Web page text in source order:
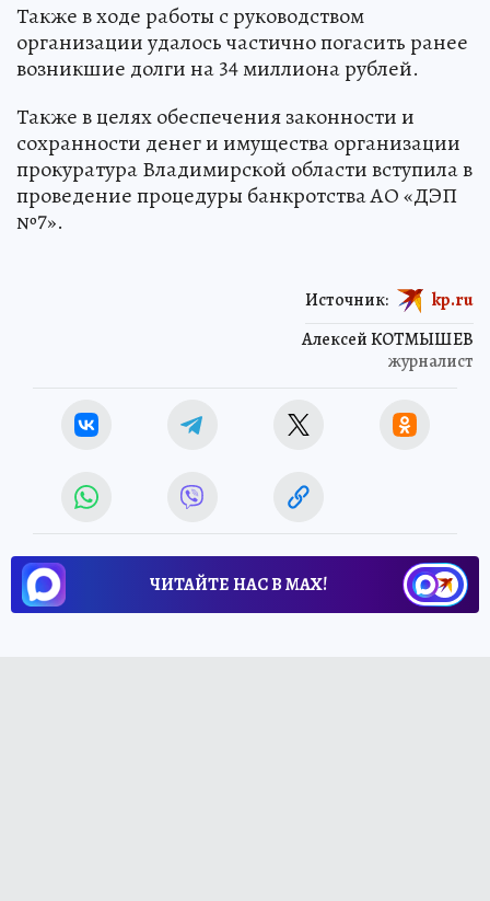
Также в ходе работы с руководством
организации удалось частично погасить ранее
возникшие долги на 34 миллиона рублей.
Также в целях обеспечения законности и
сохранности денег и имущества организации
прокуратура Владимирской области вступила в
проведение процедуры банкротства АО «ДЭП
№7».
Алексей КОТМЫШЕВ
журналист
Источник: kp.ru
ЧИТАЙТЕ НАС В МАХ!